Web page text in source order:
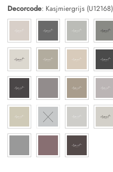
Decorcode: Kasjmiergrijs (U12168)